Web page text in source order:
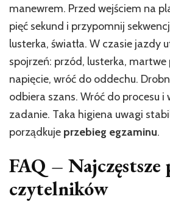
manewrem. Przed wejściem na
pięć sekund i przypomnij
lusterka, światła. W czasie jazdy
spojrzeń: przód, lusterka, martwe
napięcie, wróć do oddechu.
odbiera szans. Wróć do procesu i
zadanie. Taka higiena uwagi
porządkuje przebieg egzaminu.
FAQ – Najczęstsze
czytelników